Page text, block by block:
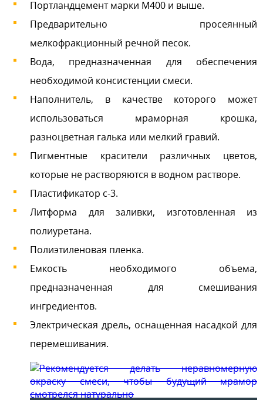
Портландцемент марки М400 и выше.
Предварительно просеянный
мелкофракционный речной песок.
Вода, предназначенная для обеспечения
необходимой консистенции смеси.
Наполнитель, в качестве которого может
использоваться мраморная крошка,
разноцветная галька или мелкий гравий.
Пигментные красители различных цветов,
которые не растворяются в водном растворе.
Пластификатор c-3.
Литформа для заливки, изготовленная из
полиуретана.
Полиэтиленовая пленка.
Емкость необходимого объема,
предназначенная для смешивания
ингредиентов.
Электрическая дрель, оснащенная насадкой для
перемешивания.